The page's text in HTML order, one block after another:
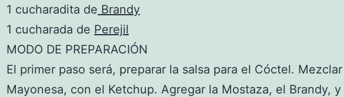
1 cucharadita de Brandy
1 cucharada de Perejil
MODO DE PREPARACIÓN
El primer paso será, preparar la salsa para el Cóctel.
Mayonesa, con el Ketchup. Agregar la Mostaza, el Brandy, y